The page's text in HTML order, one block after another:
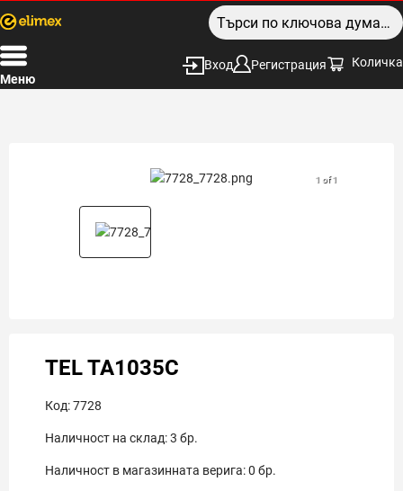
Меню
Вход Регистрация Количка
1 of 1
TEL TA1035C
Код:7728
Наличност на склад:3 бр.
Наличност в магазинната верига:0 бр.